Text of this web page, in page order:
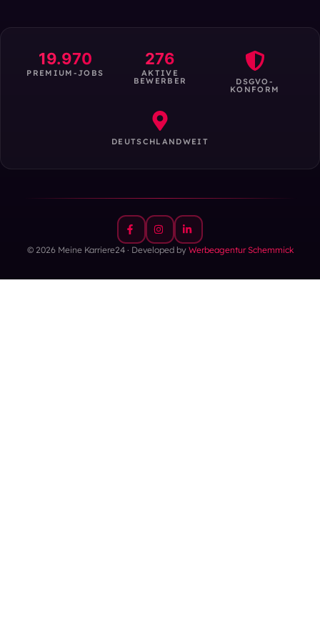
19.970
PREMIUM-JOBS
276
AKTIVE
BEWERBER DSGVO-
KONFORM
DEUTSCHLANDWEIT
© 2026 Meine Karriere24 · Developed by Werbeagentur Schemmick